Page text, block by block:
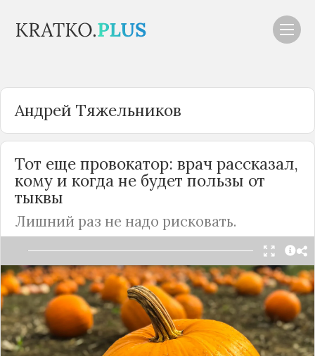
Андрей Тяжельников
Тот еще провокатор: врач рассказал,
кому и когда не будет пользы от
тыквы
Лишний раз не надо рисковать.
Тыква — овощ полезный, однако у него есть
специфические свойства. Например, при низкой
калорийности продукт обладает высоким
гликемическим индексом. Сколько можно есть
тыквы без вреда для здоровья, рассказал врач.